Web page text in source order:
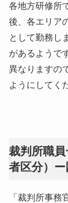
各地方研修所
後、各エリア
として勤務し
があるようで
異なりますの
ようにしてく
裁判所職
者区分）
「裁判所事